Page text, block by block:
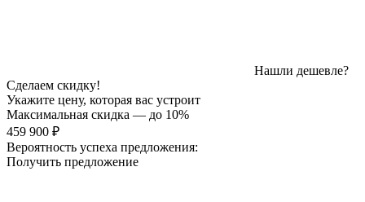
Нашли дешевле?
Сделаем скидку!
Укажите цену, которая вас устроит
Максимальная скидка — до 10%
459 900 ₽
Вероятность успеха предложения:
Получить предложение